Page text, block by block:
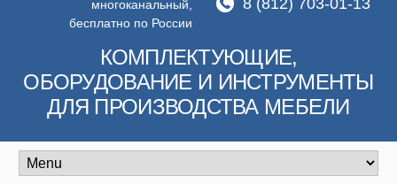
многоканальный,
бесплатно по России
КОМПЛЕКТУЮЩИЕ,
ОБОРУДОВАНИЕ И ИНСТРУМЕНТЫ
ДЛЯ ПРОИЗВОДСТВА МЕБЕЛИ